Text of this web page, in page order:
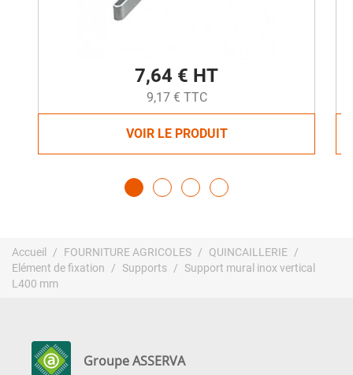
7,64 € HT
9,17 € TTC
VOIR LE PRODUIT
Accueil FOURNITURE AGRICOLES
QUINCAILLERIE
Elément de fixation
Supports
Support mural inox vertical
L400 mm
Groupe ASSERVA